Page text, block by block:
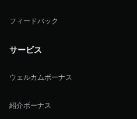
フィードバック
サービス
ウェルカムボーナス
紹介ボーナス